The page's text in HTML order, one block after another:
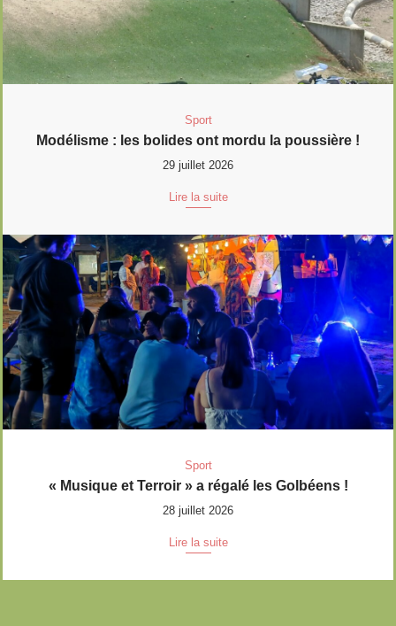
Sport
Modélisme : les bolides ont mordu la poussière !
29 juillet 2026
Lire la suite
Sport
« Musique et Terroir » a régalé les Golbéens !
28 juillet 2026
Lire la suite